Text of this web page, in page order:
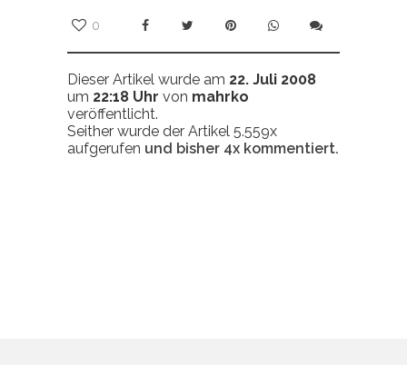
0
Dieser Artikel wurde am 22. Juli 2008
um 22:18 Uhr von mahrko
veröffentlicht.
Seither wurde der Artikel 5.559x
aufgerufen und bisher 4x kommentiert.